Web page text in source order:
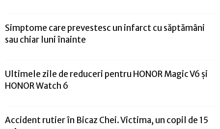
Simptome care prevestesc un infarct cu săptămâni
sau chiar luni înainte
Ultimele zile de reduceri pentru HONOR Magic V6 și
HONOR Watch 6
Accident rutier în Bicaz Chei. Victima, un copil de 15